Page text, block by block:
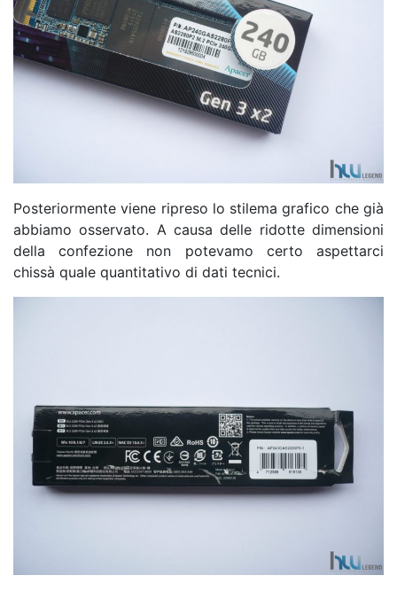
Posteriormente viene ripreso lo stilema grafico che già
abbiamo osservato. A causa delle ridotte dimensioni
della confezione non potevamo certo aspettarci
chissà quale quantitativo di dati tecnici.